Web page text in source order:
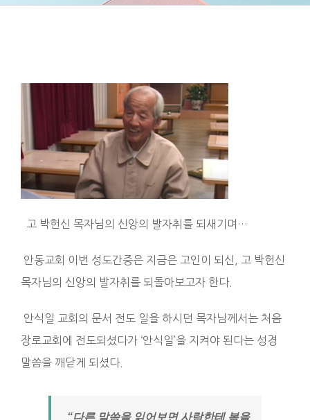
고 박헌신 목자님의 신앙의 발자취를 되새기며…
안동교회 이번 성도간증은 지금은 고인이 되신, 고 박헌신
목자님의 신앙의 발자취를 되돌아보고자 한다.
안식일 교회의 문서 전도 일을 하시던 목자님께서는 처음
장로교회에 전도되셨다가 ‘안식일’을 지켜야 된다는 성경
말씀을 깨닫게 되셨다.
“다른 말씀을 읽어보면 사람한테 복을